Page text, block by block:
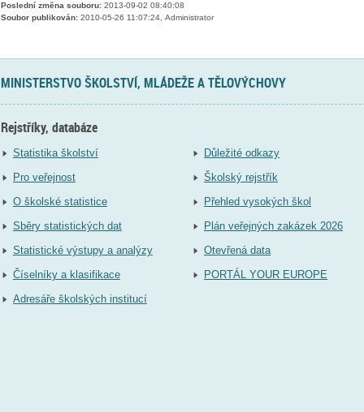
Poslední změna souboru:2013-09-02 08:40:08
Soubor publikován:2010-05-26 11:07:24, Administrator
MINISTERSTVO ŠKOLSTVÍ, MLÁDEŽE A TĚLOVÝCHOVY
Rejstříky, databáze
Statistika školství
Pro veřejnost
O školské statistice
Sběry statistických dat
Statistické výstupy a analýzy
Číselníky a klasifikace
Adresáře školských institucí
Důležité odkazy
Školský rejstřík
Přehled vysokých škol
Plán veřejných zakázek 2026
Otevřená data
PORTÁL YOUR EUROPE